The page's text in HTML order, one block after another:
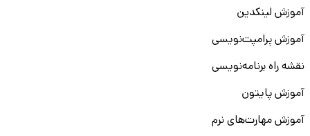
آموزش لینکدین
آموزش پرامپت‌نویسی
نقشه راه برنامه‌نویسی
آموزش پایتون
آموزش مهارت‌های نرم